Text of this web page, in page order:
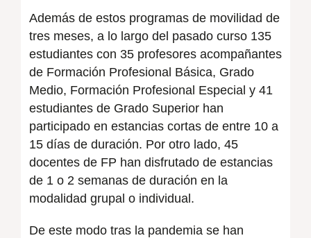
Además de estos programas de movilidad de
tres meses, a lo largo del pasado curso 135
estudiantes con 35 profesores acompañantes
de Formación Profesional Básica, Grado
Medio, Formación Profesional Especial y 41
estudiantes de Grado Superior han
participado en estancias cortas de entre 10 a
15 días de duración. Por otro lado, 45
docentes de FP han disfrutado de estancias
de 1 o 2 semanas de duración en la
modalidad grupal o individual.
De este modo tras la pandemia se han